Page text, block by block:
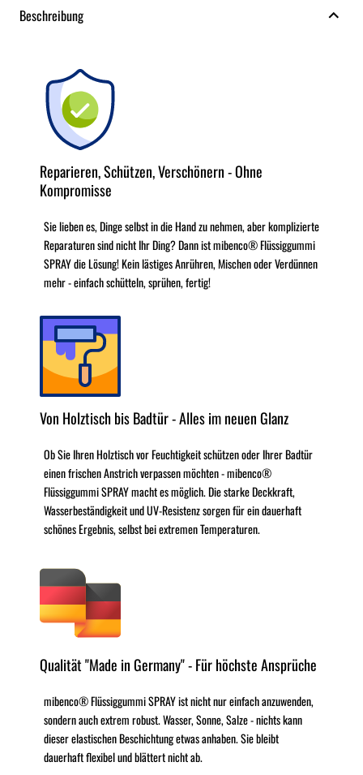
Beschreibung
Reparieren, Schützen, Verschönern - Ohne
Kompromisse
Sie lieben es, Dinge selbst in die Hand zu nehmen, aber komplizierte
Reparaturen sind nicht Ihr Ding? Dann ist mibenco® Flüssiggummi
SPRAY die Lösung! Kein lästiges Anrühren, Mischen oder Verdünnen
mehr - einfach schütteln, sprühen, fertig!
Von Holztisch bis Badtür - Alles im neuen Glanz
Ob Sie Ihren Holztisch vor Feuchtigkeit schützen oder Ihrer Badtür
einen frischen Anstrich verpassen möchten - mibenco®
Flüssiggummi SPRAY macht es möglich. Die starke Deckkraft,
Wasserbeständigkeit und UV-Resistenz sorgen für ein dauerhaft
schönes Ergebnis, selbst bei extremen Temperaturen.
Qualität "Made in Germany" - Für höchste Ansprüche
mibenco® Flüssiggummi SPRAY ist nicht nur einfach anzuwenden,
sondern auch extrem robust. Wasser, Sonne, Salze - nichts kann
dieser elastischen Beschichtung etwas anhaben. Sie bleibt
dauerhaft flexibel und blättert nicht ab.